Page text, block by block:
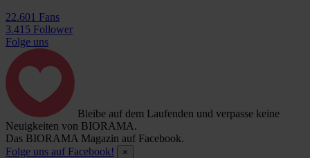
22.601 Fans
3.415 Follower
Folge uns
Bleibe auf dem Laufenden und verpasse keine
Neuigkeiten von BIORAMA.
Das BIORAMA Magazin auf Facebook.
Folge uns auf Facebook!
×